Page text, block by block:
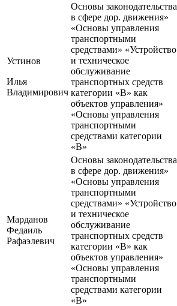
Устинов
Илья
Владимирович
Основы законодательства
в сфере дор. движения»
«Основы управления
транспортными
средствами» «Устройство
и техническое
обслуживание
транспортных средств
категории «В» как
объектов управления»
«Основы управления
транспортными
средствами категории
«В»
Марданов
Федаиль
Рафаэлевич
Основы законодательства
в сфере дор. движения»
«Основы управления
транспортными
средствами» «Устройство
и техническое
обслуживание
транспортных средств
категории «В» как
объектов управления»
«Основы управления
транспортными
средствами категории
«В»